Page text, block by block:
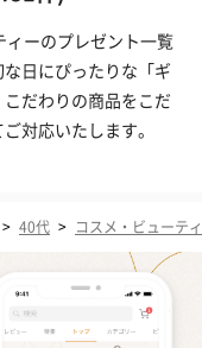
ィーのプレゼント一覧
日にぴったりな「ギ
だわりの商品をこだ
対応いたします。
> 40代 > コスメ・ビューテ